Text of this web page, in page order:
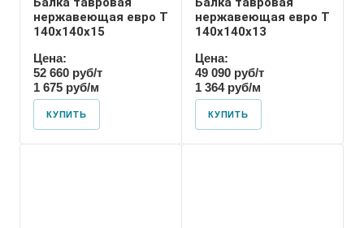
нержавеющая евро T
140х140х15
Цена:
52 660 руб/т
1 675 руб/м
КУПИТЬ
нержавеющая евро T
140х140х13
Цена:
49 090 руб/т
1 364 руб/м
КУПИТЬ